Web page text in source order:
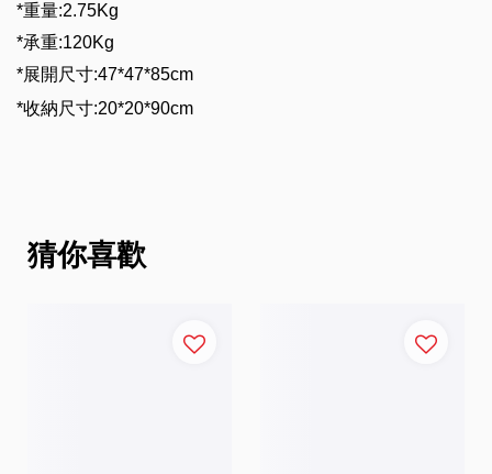
*重量:2.75Kg
*承重:120Kg
*展開尺寸:47*47*85cm
*收納尺寸:20*20*90cm
猜你喜歡